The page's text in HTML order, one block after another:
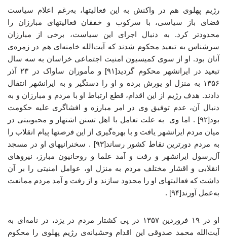
رژیم پهلوی هم در واکنش به این فعالیتها، به‌رغم اعلام سیاست
فضای باز سیاسی، با سرکوب و خفقان فعالیتهای مبارزان را
محدودتر کرد. به دنبال اجرای این سیاست، برخی از مبارزان
سرشناس به تبعید محکوم شدند که آیت‌الله خامنه‌ای هم در زمره‌ی
آنان بود. او از سوی کمیسیون امنیت اجتماعی خراسان به سه سال
تبعید در ایرانشهر محکوم گردید[۹۱] و مأموران ساواک در ۲۳ آذر
۱۳۵۶ به منزل او یورش برده و او را دستگیر و به ایرانشهر انتقال
دادند. هدف رژیم از این اقدام، قطع ارتباط او با مردم و مبارزان و به
دنبال آن، عدم توفیق وی در امر مبارزه و افشاگری علیه حکومت
بود[۹۲] . اما وی به علت تعامل با اهل تسنن اشتهار و محبوبیتی در
میان مردم ایرانشهر یافت و با بهره‌گیری از این فرصتها پیام انقلاب را
به مردم دورترین نقاط کشور رساند[۹۳] . سخنرانیهای او در مسجد
آل‌رسول ایرانشهر و رفت و آمد علما و روحانیون مبارز، نیروهای
انقلابی و اقشار مختلف مردم به منزل او، عوامل امنیتی را بر آن
داشت که فعالیتهای او را محدود سازند و از رفت و آمد مردم ممانعت
به‌عمل آورند[۹۴] .
او در ۱۹ فروردین ۱۳۵۷ در پی کشتار مردم در یزد، در نامه‌ای به
آیت‌الله محمد صدوقی این اقدام وحشیانه‌ی رژیم پهلوی را محکوم